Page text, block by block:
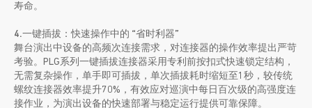
寿命。
4.一键插拔：快速操作中的 “省时利器”
舞台演出中设备的高频次连接需求，对连接器的操作效率提出严苛
考验。PLG系列一键插拔连接器采用专利前按扣式快速锁定结构，
无需复杂操作，单手即可插拔，单次插拔耗时缩短至1秒，较传统
螺纹连接器效率提升70%，有效应对巡演中每日百次级的高强度连
接作业，为演出设备的快速部署与稳定运行提供可靠保障。